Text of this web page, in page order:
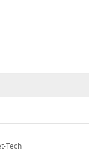
Tech